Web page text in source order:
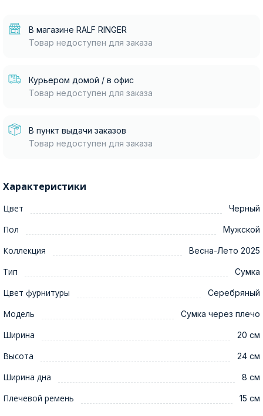
В магазине RALF RINGER
Товар недоступен для заказа
Курьером домой / в офис
Товар недоступен для заказа
В пункт выдачи заказов
Товар недоступен для заказа
Характеристики
Цвет Черный
Пол Мужской
Коллекция Весна-Лето 2025
Тип Сумка
Цвет фурнитуры Серебряный
Модель Сумка через плечо
Ширина 20 см
Высота 24 см
Ширина дна 8 см
Плечевой ремень 15 см